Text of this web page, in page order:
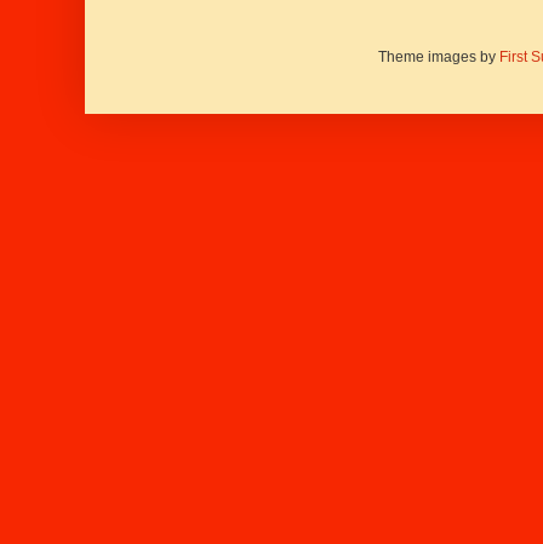
Theme images by First